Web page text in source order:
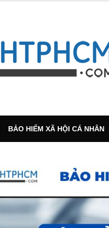
BẢO HIỂM XÃ HỘI CÁ NHÂN